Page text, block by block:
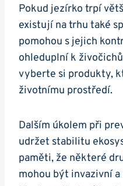
‌Pokud jezírko trpí
existují na trhu‍ také
pomohou s jejich
⁢ohleduplní k
vyberte si produkty,
životnímu⁣ prostředí.
Dalším úkolem​ při
udržet stabilitu
paměti, že některé
mohou⁣ být invazivní